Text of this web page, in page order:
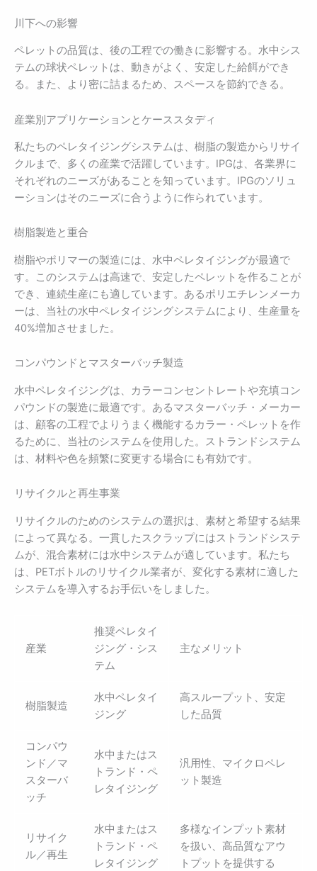
川下への影響
ペレットの品質は、後の工程での働きに影響する。水中シス
テムの球状ペレットは、動きがよく、安定した給餌ができ
る。また、より密に詰まるため、スペースを節約できる。
産業別アプリケーションとケーススタディ
私たちのペレタイジングシステムは、樹脂の製造からリサイ
クルまで、多くの産業で活躍しています。IPGは、各業界に
それぞれのニーズがあることを知っています。IPGのソリュ
ーションはそのニーズに合うように作られています。
樹脂製造と重合
樹脂やポリマーの製造には、水中ペレタイジングが最適で
す。このシステムは高速で、安定したペレットを作ることが
でき、連続生産にも適しています。あるポリエチレンメーカ
ーは、当社の水中ペレタイジングシステムにより、生産量を
40%増加させました。
コンパウンドとマスターバッチ製造
水中ペレタイジングは、カラーコンセントレートや充填コン
パウンドの製造に最適です。あるマスターバッチ・メーカー
は、顧客の工程でよりうまく機能するカラー・ペレットを作
るために、当社のシステムを使用した。ストランドシステム
は、材料や色を頻繁に変更する場合にも有効です。
リサイクルと再生事業
リサイクルのためのシステムの選択は、素材と希望する結果
によって異なる。一貫したスクラップにはストランドシステ
ムが、混合素材には水中システムが適しています。私たち
は、PETボトルのリサイクル業者が、変化する素材に適した
システムを導入するお手伝いをしました。
産業
推奨ペレタイ
ジング・シス
テム
主なメリット
樹脂製造
水中ペレタイ
ジング
高スループット、安定
した品質
コンパウ
ンド／マ
スターバ
ッチ
水中またはス
トランド・ペ
レタイジング
汎用性、マイクロペレ
ット製造
リサイク
ル／再生
水中またはス
トランド・ペ
レタイジング
多様なインプット素材
を扱い、高品質なアウ
トプットを提供する